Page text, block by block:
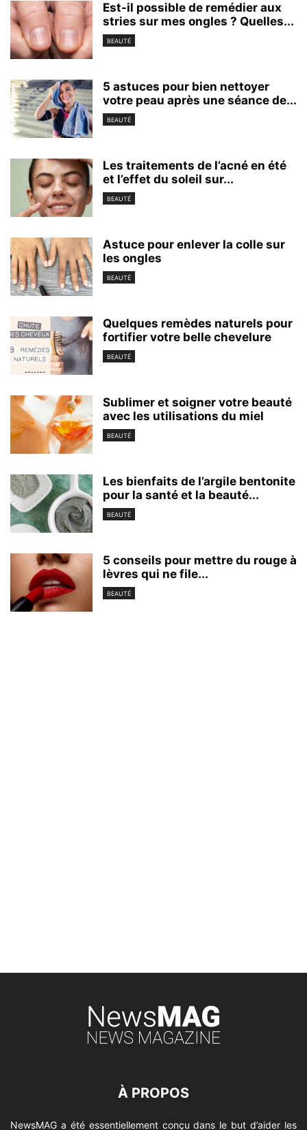
Est-il possible de remédier aux
stries sur mes ongles ? Quelles...
BEAUTÉ
5 astuces pour bien nettoyer
votre peau après une séance de...
BEAUTÉ
Les traitements de l’acné en été
et l’effet du soleil sur...
BEAUTÉ
Astuce pour enlever la colle sur
les ongles
BEAUTÉ
Quelques remèdes naturels pour
fortifier votre belle chevelure
BEAUTÉ
Sublimer et soigner votre beauté
avec les utilisations du miel
BEAUTÉ
Les bienfaits de l’argile bentonite
pour la santé et la beauté...
BEAUTÉ
5 conseils pour mettre du rouge à
lèvres qui ne file...
BEAUTÉ
À PROPOS
NewsMAG a été essentiellement conçu dans le but d’aider les